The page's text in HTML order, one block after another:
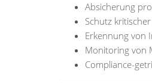
Absicherung
Schutz
Erkennung von
Monitoring von
Compliance-